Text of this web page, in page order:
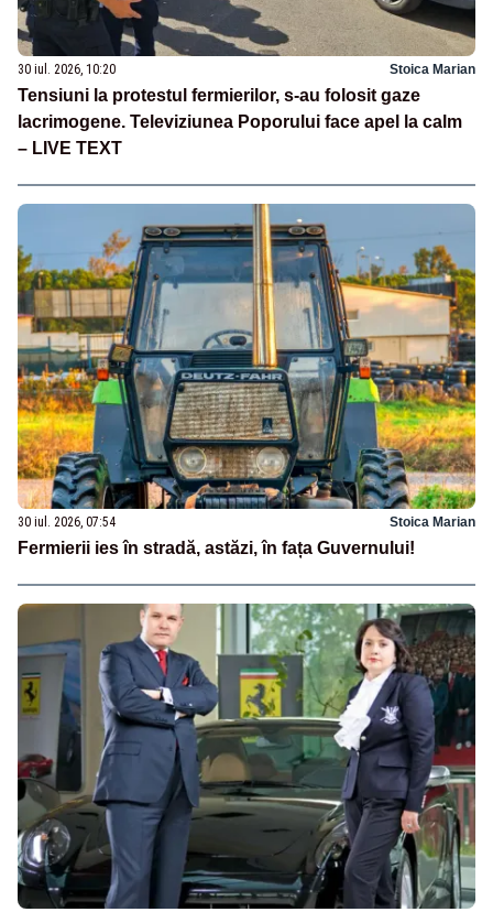
30 iul. 2026, 10:20 Stoica Marian
Tensiuni la protestul fermierilor, s-au folosit gaze
lacrimogene. Televiziunea Poporului face apel la calm
– LIVE TEXT
30 iul. 2026, 07:54 Stoica Marian
Fermierii ies în stradă, astăzi, în fața Guvernului!